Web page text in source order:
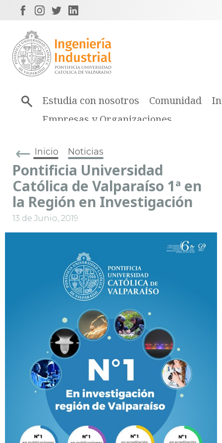
Estudia con nosotros Comunidad
Empresas y Organizaciones
Inicio Noticias
Pontificia Universidad
Católica de Valparaíso 1ª en
la Región en Investigación
13 de Junio, 2019